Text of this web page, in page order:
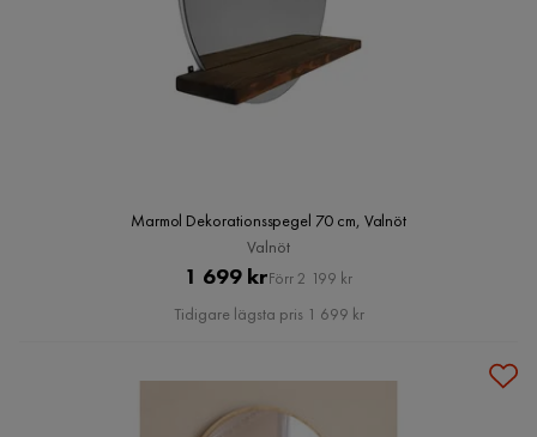
Marmol Dekorationsspegel 70 cm, Valnöt
Valnöt
Pris
1 699 krOriginal
Pris
Förr 2 199 kr
Tidigare lägsta pris 1 699 kr